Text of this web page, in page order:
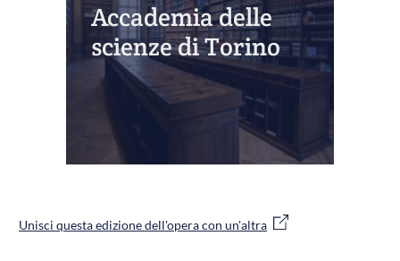
Accademia delle
scienze di Torino
Unisci questa edizione dell'opera con un'altra